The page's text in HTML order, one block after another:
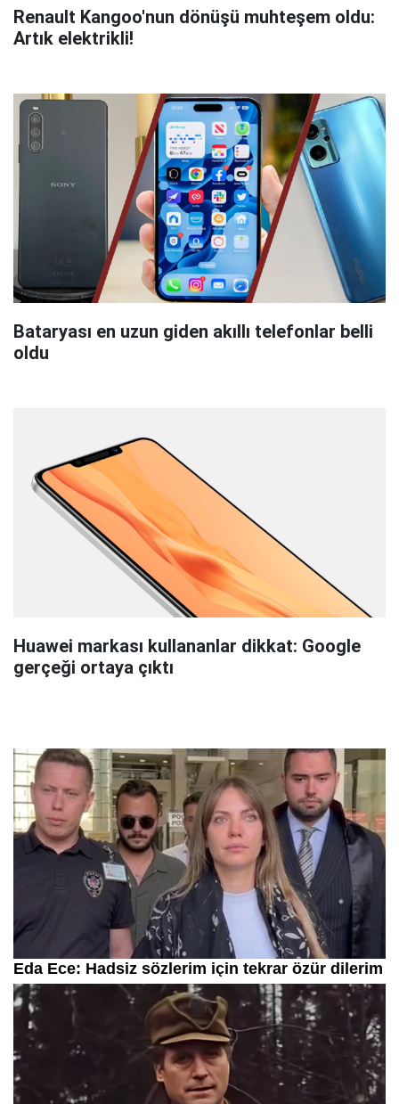
Renault Kangoo'nun dönüşü muhteşem oldu:
Artık elektrikli!
Bataryası en uzun giden akıllı telefonlar belli
oldu
Huawei markası kullananlar dikkat: Google
gerçeği ortaya çıktı